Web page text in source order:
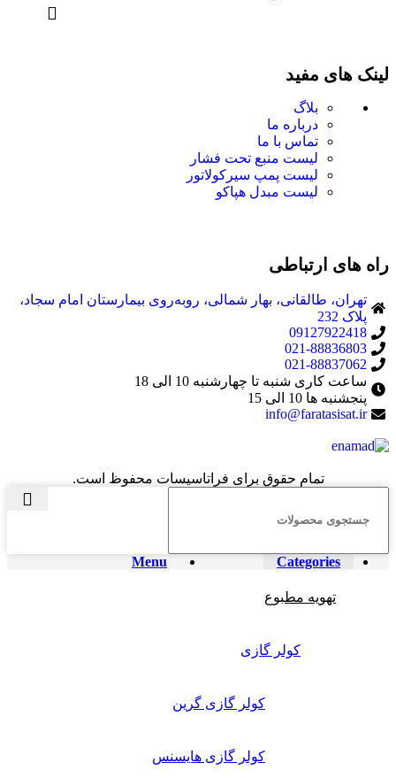
لینک های مفید
بلاگ
درباره ما
تماس با ما
لیست منبع تحت فشار
لیست پمپ سیرکولاتور
لیست مبدل هپاکو
راه های ارتباطی
تهران، طالقانی، بهار شمالی، روبه‌روی بیمارستان امام سجاد،
پلاک 232
09127922418
021-88836803
021-88837062
ساعت کاری شنبه تا چهارشنبه 10 الی 18
پنجشنبه ها 10 الی 15
info@faratasisat.ir
تمام حقوق برای فراتاسیسات محفوظ است.
Menu Categories
تهویه مطبوع
کولر گازی
کولر گازی گرین
کولر گازی هایسنس